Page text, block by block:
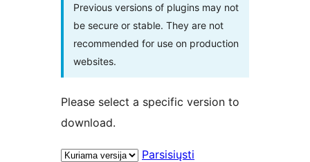
Previous versions of plugins may not
be secure or stable. They are not
recommended for use on production
websites.
Please select a specific version to
download.
Parsisiųsti